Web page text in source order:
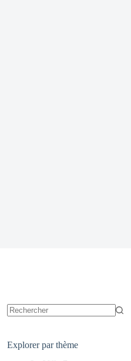
Explorer par thème